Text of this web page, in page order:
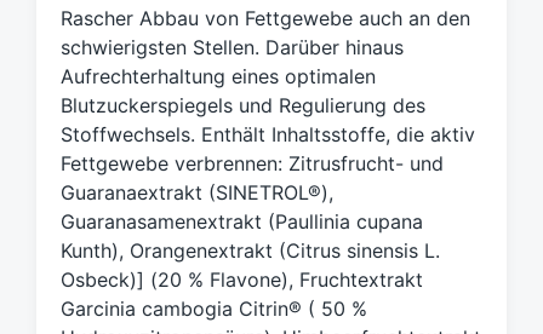
g
w
ö
r
t
e
r
Rascher Abbau von Fettgewebe auch an den
schwierigsten Stellen. Darüber hinaus
Aufrechterhaltung eines optimalen
Blutzuckerspiegels und Regulierung des
Stoffwechsels. Enthält Inhaltsstoffe, die aktiv
Fettgewebe verbrennen: Zitrusfrucht- und
Guaranaextrakt (SINETROL®),
Guaranasamenextrakt (Paullinia cupana
Kunth), Orangenextrakt (Citrus sinensis L.
Osbeck)] (20 % Flavone), Fruchtextrakt
Garcinia cambogia Citrin® ( 50 %